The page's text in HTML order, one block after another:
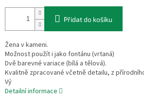
Přidat do košíku
Žena v kameni.
Možnost použít i jako fontánu (vrtaná)
Dvě barevné variace (bílá a tělová).
Kvalitně zpracované včetně detailu, z
Vý
Detailní informace